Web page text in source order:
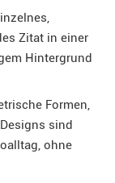
Zitat in einer
Hintergrund
Formen,
sind
ohne